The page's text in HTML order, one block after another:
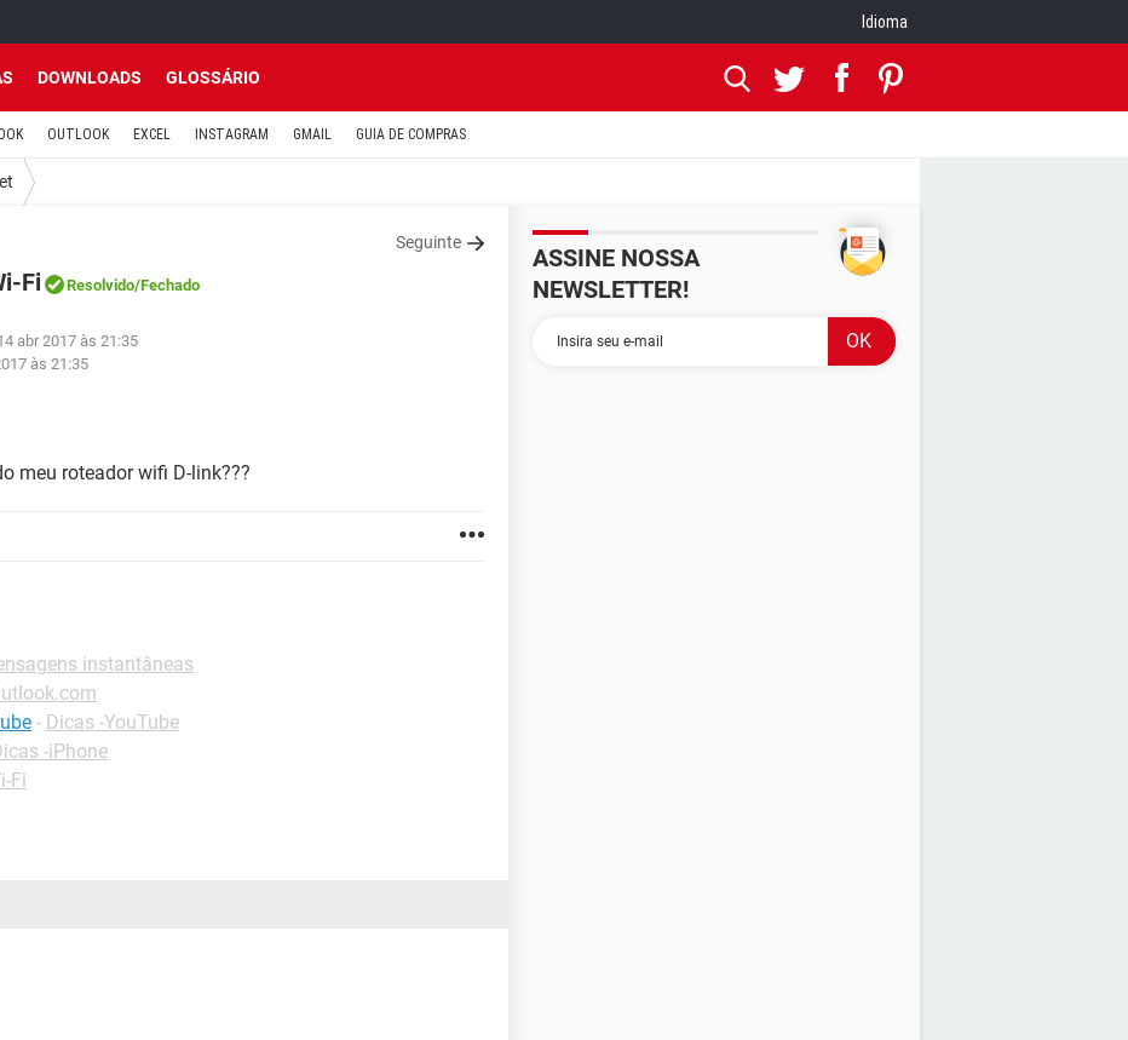
Idioma
DOWNLOADS GLOSSÁRIO
OUTLOOK EXCEL INSTAGRAM GMAIL GUIA DE COMPRAS
Seguinte
Fi Resolvido/Fechado
abr 2017 às 21:35
às 21:35
meu roteador wifi D-link???
instantâneas
- Dicas -YouTube
-iPhone
Fi
ASSINE NOSSA
NEWSLETTER!